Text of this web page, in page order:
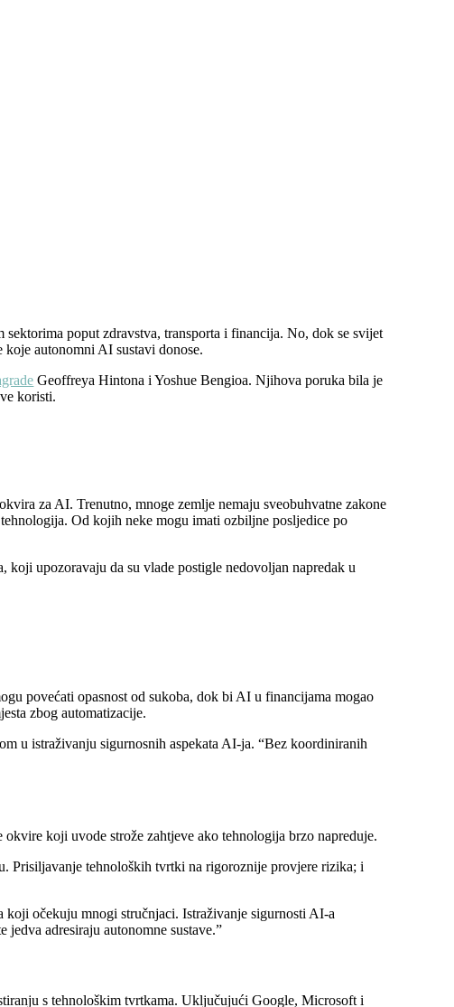
poput zdravstva, transporta i financija. No, dok se svijet
autonomni AI sustavi donose.
Geoffreya Hintona i Yoshue Bengioa. Njihova poruka bila je
koristi.
za AI. Trenutno, mnoge zemlje nemaju sveobuhvatne zakone
Od kojih neke mogu imati ozbiljne posljedice po
upozoravaju da su vlade postigle nedovoljan napredak u
povećati opasnost od sukoba, dok bi AI u financijama mogao
zbog automatizacije.
u istraživanju sigurnosnih aspekata AI-ja. “Bez koordiniranih
koji uvode strože zahtjeve ako tehnologija brzo napreduje.
Prisiljavanje tehnoloških tvrtki na rigoroznije provjere rizika; i
koji očekuju mnogi stručnjaci. Istraživanje sigurnosti AI-a
adresiraju autonomne sustave.”
s tehnološkim tvrtkama. Uključujući Google, Microsoft i